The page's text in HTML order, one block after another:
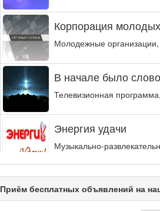
Корпорация
Молодежные
В начале было
Телевизионная
Энергия удачи
Музыкально-
Кәусар
Приём бесплатных объявлений на